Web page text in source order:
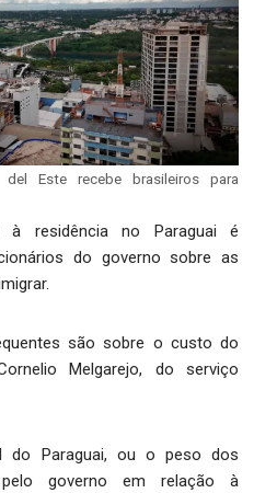
Este recebe brasileiros para
residência no Paraguai é
do governo sobre as
são sobre o custo do
Melgarejo, do serviço
do Paraguai, ou o peso dos
pelo governo em relação à